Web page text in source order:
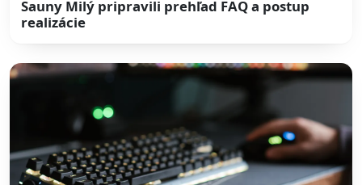
Sauny Milý pripravili prehľad FAQ a postup
realizácie